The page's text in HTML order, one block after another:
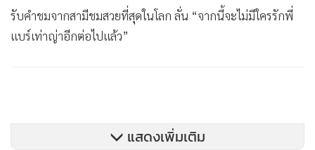
รับคำชมจากสามีชมสวยที่สุดในโลก ลั่น “จากนี้จะไม่มีใครรักพี่
แบร์เท่าญ่าอีกต่อไปแล้ว”
แสดงเพิ่มเติม